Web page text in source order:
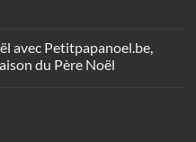
avec Petitpapanoel.be,
du Père Noël